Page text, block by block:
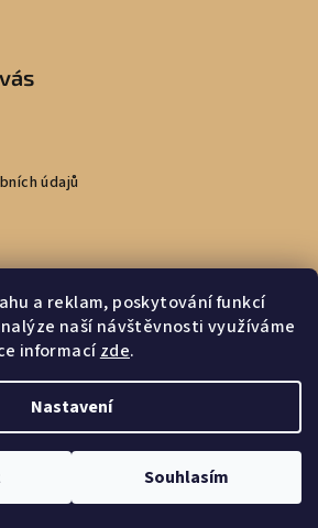
a reklam, poskytování funkcí
naší návštěvnosti využíváme
informacízde.
Nastavení
Souhlasím
údajů
nastavení cookies
Vytvořil Shoptet